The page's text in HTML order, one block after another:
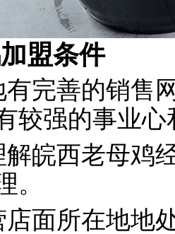
盟条件
善的销售网
较强的事业
西老母鸡经
。
所在地地处